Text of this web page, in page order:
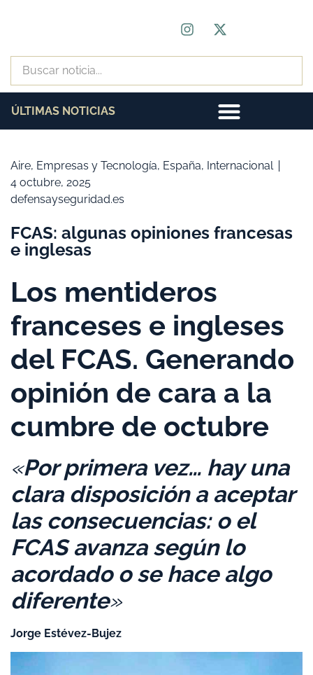
ÚLTIMAS NOTICIAS
Aire, Empresas y Tecnología, España, Internacional
4 octubre, 2025
defensayseguridad.es
FCAS: algunas opiniones francesas
e inglesas
Los mentideros
franceses e ingleses
del FCAS. Generando
opinión de cara a la
cumbre de octubre
«Por primera vez… hay una
clara disposición a aceptar
las consecuencias: o el
FCAS avanza según lo
acordado o se hace algo
diferente»
Jorge Estévez-Bujez